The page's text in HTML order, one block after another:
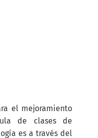
el mejoramiento
de clases de
es a través del